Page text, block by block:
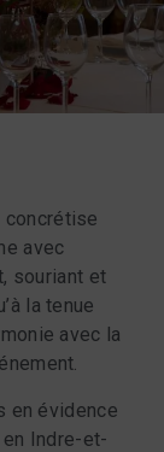
concrétise
avec
souriant et
la tenue
avec la
en évidence
Indre-et-